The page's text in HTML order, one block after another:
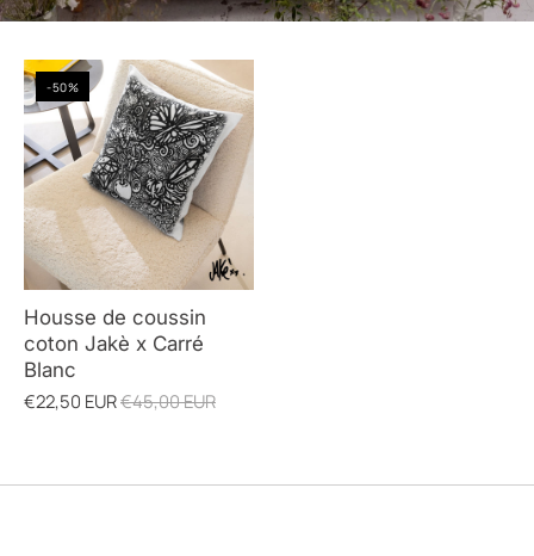
-50%
Housse de coussin
coton Jakè x Carré
Blanc
€22,50 EUR€45,00 EUR